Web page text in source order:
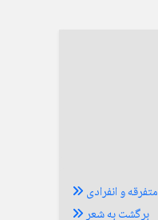
متفرقه و انفرادی
برگشت به شعر